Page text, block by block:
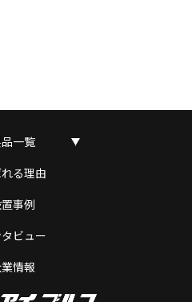
一覧
る理由
事例
ビュー
情報